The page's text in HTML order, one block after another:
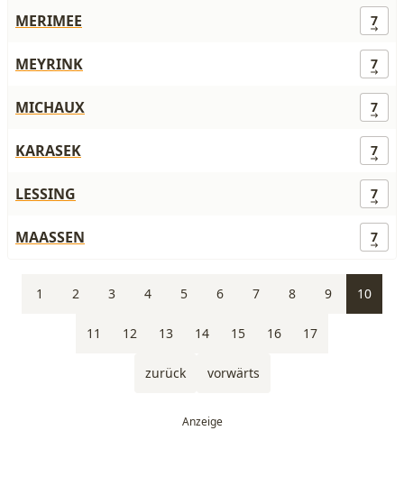
MERIMEE 7
MEYRINK 7
MICHAUX 7
KARASEK 7
LESSING 7
MAASSEN 7
1 2 3 4 5 6 7 8 9 10
11 12 13 14 15 16 17
zurück vorwärts